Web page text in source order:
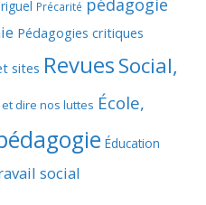
Précarité pédagogie
Pédagogies critiques
sites RevuesSocial,
dire nos luttes École,
Éducation
social